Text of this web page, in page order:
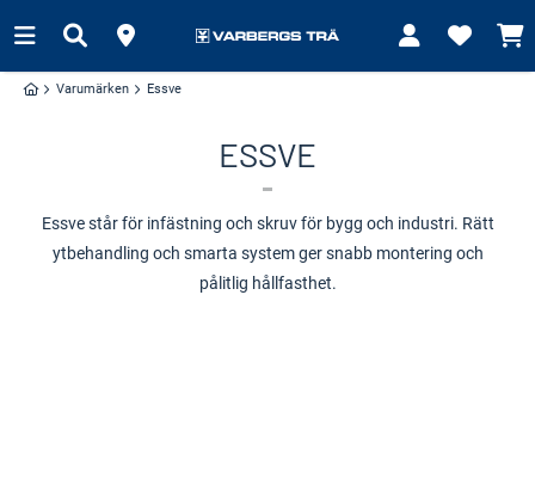
Varumärken Essve
ESSVE
Essve står för infästning och skruv för bygg och industri. Rätt
ytbehandling och smarta system ger snabb montering och
pålitlig hållfasthet.